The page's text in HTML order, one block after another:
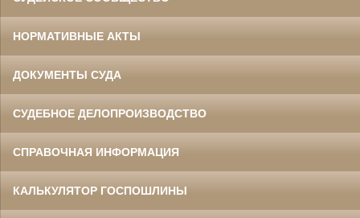
НОРМАТИВНЫЕ АКТЫ
ДОКУМЕНТЫ СУДА
СУДЕБНОЕ ДЕЛОПРОИЗВОДСТВО
СПРАВОЧНАЯ ИНФОРМАЦИЯ
КАЛЬКУЛЯТОР ГОСПОШЛИНЫ